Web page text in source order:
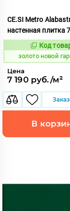
CE.SI Metro
настенная плитка
Код
золото новой
Цена
7 190 руб./м²
В